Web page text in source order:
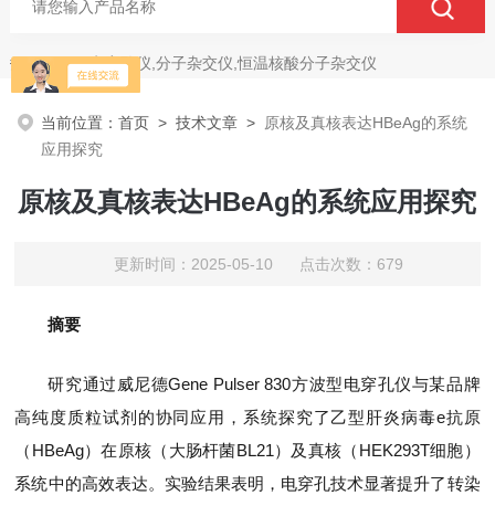
热门关键词：电穿孔仪,分子杂交仪,恒温核酸分子杂交仪
当前位置：首页 >技术文章 > 原核及真核表达HBeAg的系统
应用探究
原核及真核表达HBeAg的系统应用探究
更新时间：2025-05-10 点击次数：679
摘要
研究通过威尼德Gene Pulser 830方波型电穿孔仪与某品牌
高纯度质粒试剂的协同应用，系统探究了乙型肝炎病毒e抗原
（HBeAg）在原核（大肠杆菌BL21）及真核（HEK293T细胞）
系统中的高效表达。实验结果表明，电穿孔技术显著提升了转染